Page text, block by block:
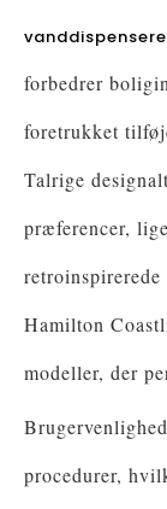
vanddispensere
forbedrer
foretrukket
Talrige
præferencer,
Hamilton
modeller, der
procedurer,